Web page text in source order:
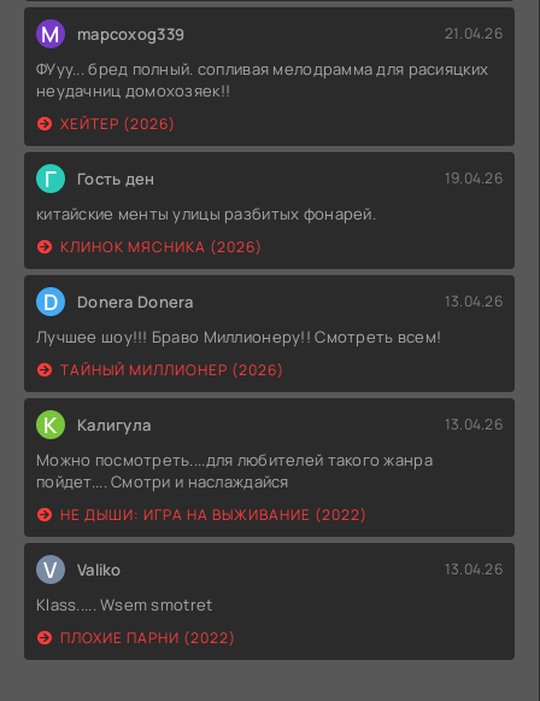
M mapcoxog339 21.04.26
ФУуу... бред полный. сопливая мелодрамма для расияцких
неудачниц домохозяек!!
ХЕЙТЕР (2026)
Г Гость ден 19.04.26
китайские менты улицы разбитых фонарей.
КЛИНОК МЯСНИКА (2026)
D Donera Donera 13.04.26
Лучшее шоу!!! Браво Миллионеру!! Смотреть всем!
ТАЙНЫЙ МИЛЛИОНЕР (2026)
К Калигула 13.04.26
Можно посмотреть....для любителей такого жанра
пойдет.... Смотри и наслаждайся
НЕ ДЫШИ: ИГРА НА ВЫЖИВАНИЕ (2022)
V Valiko 13.04.26
Klass..... Wsem smotret
ПЛОХИЕ ПАРНИ (2022)